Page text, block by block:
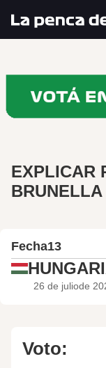
EXPLICAR
Fecha13
26 de juliode
Voto: